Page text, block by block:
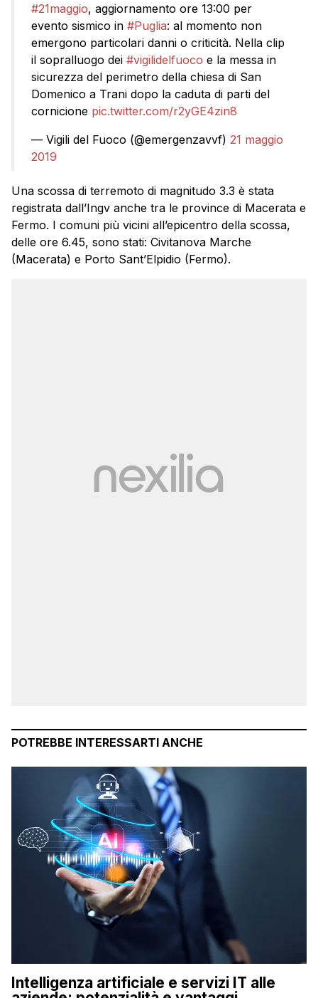
#21maggio, aggiornamento ore 13:00 per
evento sismico in #Puglia: al momento non
emergono particolari danni o criticità. Nella clip
il sopralluogo dei #vigilidelfuoco e la messa in
sicurezza del perimetro della chiesa di San
Domenico a Trani dopo la caduta di parti del
cornicione pic.twitter.com/r2yGE4zin8
— Vigili del Fuoco (@emergenzavvf) 21 maggio
2019
Una scossa di terremoto di magnitudo 3.3 è stata
registrata dall’Ingv anche tra le province di Macerata e
Fermo. I comuni più vicini all’epicentro della scossa,
delle ore 6.45, sono stati: Civitanova Marche
(Macerata) e Porto Sant’Elpidio (Fermo).
POTREBBE INTERESSARTI ANCHE
Intelligenza artificiale e servizi IT alle